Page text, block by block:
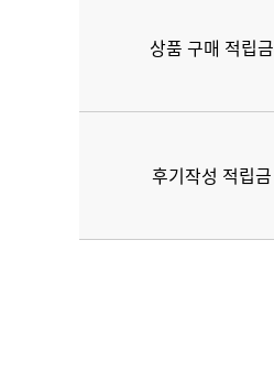
상품 구매 적립금
후기작성 적립금